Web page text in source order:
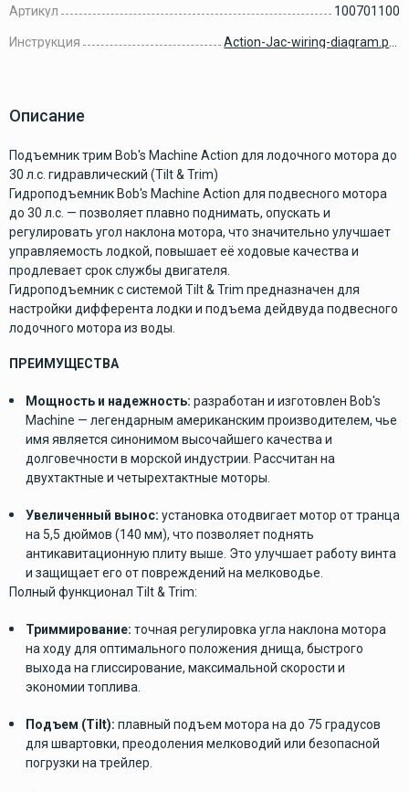
Артикул 100701100
Инструкция
Описание
Подъемник трим Bob's Machine Action для лодочного мотора до
30 л.с. гидравлический (Tilt & Trim)
Гидроподъемник Bob's Machine Action для подвесного мотора
до 30 л.с. — позволяет плавно поднимать, опускать и
регулировать угол наклона мотора, что значительно улучшает
управляемость лодкой, повышает её ходовые качества и
продлевает срок службы двигателя.
Гидроподъемник с системой Tilt & Trim предназначен для
настройки дифферента лодки и подъема дейдвуда подвесного
лодочного мотора из воды.
ПРЕИМУЩЕСТВА
Мощность и надежность: разработан и изготовлен Bob's
Machine — легендарным американским производителем, чье
имя является синонимом высочайшего качества и
долговечности в морской индустрии. Рассчитан на
двухтактные и четырехтактные моторы.
Увеличенный вынос: установка отодвигает мотор от транца
на 5,5 дюймов (140 мм), что позволяет поднять
антикавитационную плиту выше. Это улучшает работу винта
и защищает его от повреждений на мелководье.
Полный функционал Tilt & Trim:
Триммирование: точная регулировка угла наклона мотора
на ходу для оптимального положения днища, быстрого
выхода на глиссирование, максимальной скорости и
экономии топлива.
Подъем (Tilt): плавный подъем мотора на до 75 градусов
для швартовки, преодоления мелководий или безопасной
погрузки на трейлер.